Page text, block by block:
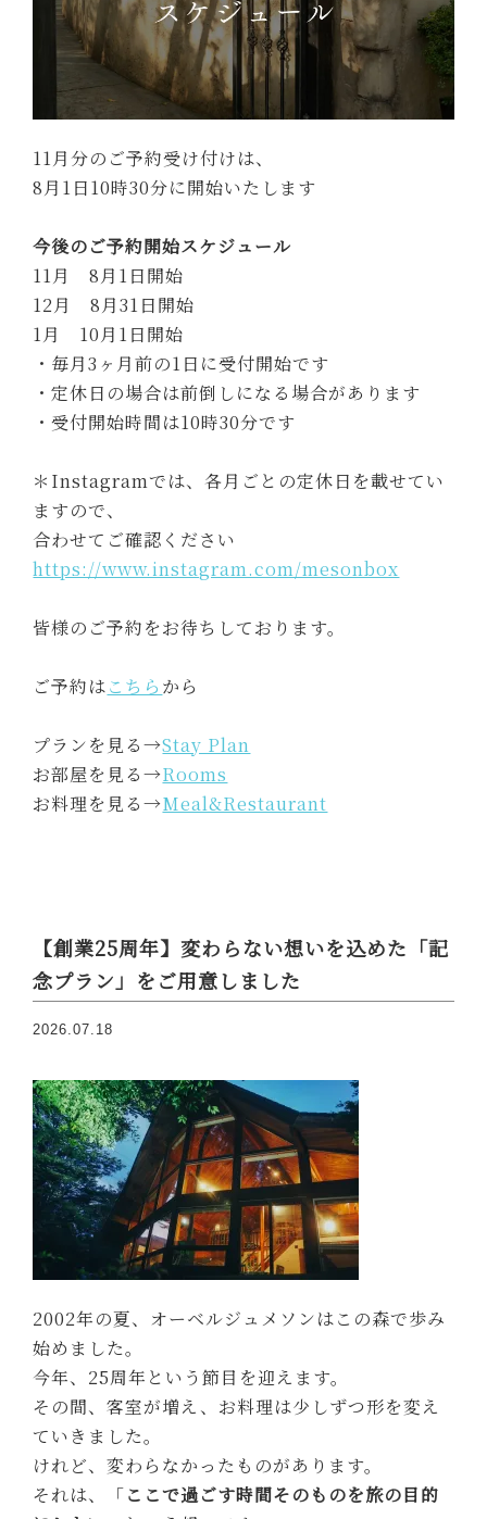
11月分のご予約受け付けは、
8月1日10時30分に開始いたします
今後のご予約開始スケジュール
11月 8月1日開始
12月 8月31日開始
1月 10月1日開始
・毎月3ヶ月前の1日に受付開始です
・定休日の場合は前倒しになる場合があります
・受付開始時間は10時30分です
＊Instagramでは、各月ごとの定休日を載せてい
ますので、
合わせてご確認ください
https://www.instagram.com/mesonbox
皆様のご予約をお待ちしております。
ご予約はこちら から
プランを見る→Stay Plan
お部屋を見る→Rooms
お料理を見る→Meal&Restaurant
【創業25周年】変わらない想いを込めた「記
念プラン」をご用意しました
2026.07.18
2002年の夏、オーベルジュメソンはこの森で歩み
始めました。
今年、25周年という節目を迎えます。
その間、客室が増え、お料理は少しずつ形を変え
ていきました。
けれど、変わらなかったものがあります。
それは、「ここで過ごす時間そのものを旅の目的